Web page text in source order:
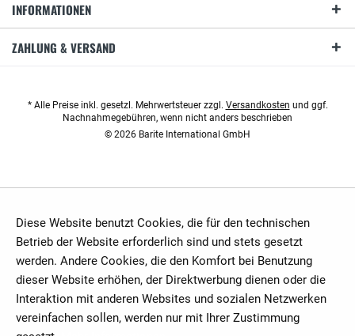
INFORMATIONEN
ZAHLUNG & VERSAND
* Alle Preise inkl. gesetzl. Mehrwertsteuer zzgl. Versandkosten und ggf.
Nachnahmegebühren, wenn nicht anders beschrieben
© 2026 Barite International GmbH
Diese Website benutzt Cookies, die für den technischen
Betrieb der Website erforderlich sind und stets gesetzt
werden. Andere Cookies, die den Komfort bei Benutzung
dieser Website erhöhen, der Direktwerbung dienen oder die
Interaktion mit anderen Websites und sozialen Netzwerken
vereinfachen sollen, werden nur mit Ihrer Zustimmung